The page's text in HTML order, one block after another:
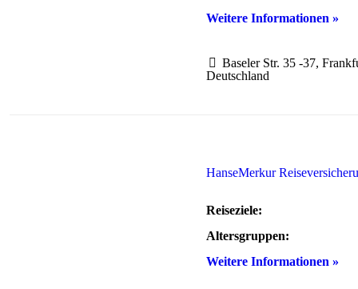
Weitere Informationen »
Baseler Str. 35 -37,
Deutschland
HanseMerkur
Reiseziele:
Altersgruppen:
Weitere Informationen »